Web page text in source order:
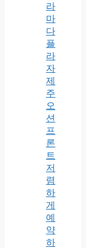
라
마
다
플
라
자
제
주
오
션
프
론
트
저
렴
하
게
예
약
하